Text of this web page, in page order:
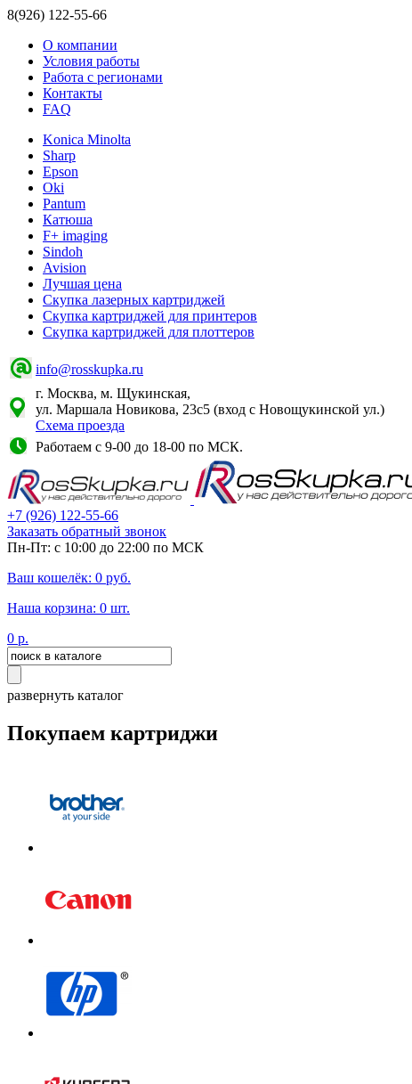
8(926) 122-55-66
О компании
Условия работы
Работа с регионами
Контакты
FAQ
Konica Minolta
Sharp
Epson
Oki
Pantum
Катюша
F+ imaging
Sindoh
Avision
Лучшая цена
Скупка лазерных картриджей
Скупка картриджей для принтеров
Скупка картриджей для плоттеров
info@rosskupka.ru
г. Москва, м. Щукинская,
ул. Маршала Новикова, 23с5 (вход с Новощукинской ул.)
Схема проезда
Работаем с 9-00 до 18-00 по МСК.
+7 (926) 122-55-66
Заказать обратный звонок
Пн-Пт: с 10:00 до 22:00 по МСК
Ваш кошелёк: 0 руб.
Наша корзина: 0 шт.
0 р.
развернуть каталог
Покупаем картриджи